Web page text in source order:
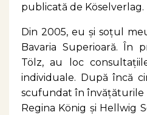
publicată de Köselverlag.
Din 2005, eu și soțul
Bavaria Superioară. În
Tölz, au loc
individuale. După încă
scufundat în învățăturile
Regina König și Hellwig